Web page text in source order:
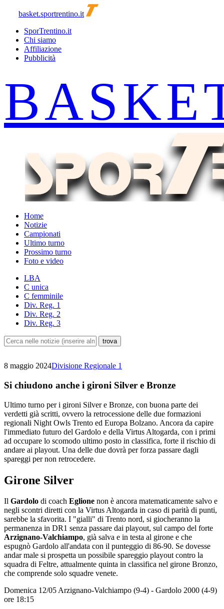
basket.sportrentino.it
SporTrentino.it
Chi siamo
Affiliazione
Pubblicità
Home
Notizie
Campionati
Ultimo turno
Prossimo turno
Foto e video
LBA
C unica
C femminile
Div. Reg. 1
Div. Reg. 2
Div. Reg. 3
8 maggio 2024Divisione Regionale 1
Si chiudono anche i gironi Silver e Bronze
Ultimo turno per i gironi Silver e Bronze, con buona parte dei
verdetti già scritti, ovvero la retrocessione delle due formazioni
regionali Night Owls Trento ed Europa Bolzano. Ancora da capire
l'immediato futuro del Gardolo e della Virtus Altogarda, con i primi
ad occupare lo scomodo ultimo posto in classifica, forte il rischio di
andare ai playout. Una delle due dovrà per forza passare dagli
spareggi per non retrocedere.
Girone Silver
Il Gardolo di coach Eglione non è ancora matematicamente salvo e
negli scontri diretti con la Virtus Altogarda in caso di parità di punti,
sarebbe la sfavorita. I "gialli" di Trento nord, si giocheranno la
permanenza in DR1 senza passare dai playout, sul campo del forte
Arzignano-Valchiampo, già salva e in testa al girone e che
espugnò Gardolo all'andata con il punteggio di 86-90. Se dovesse
andar male si prospetta un possibile spareggio playout contro la
squadra di Feltre, attualmente quinta in classifica nel girone Bronzo,
che comprende solo squadre venete.
Domenica 12/05 Arzignano-Valchiampo (9-4) - Gardolo 2000 (4-9)
ore 18:15